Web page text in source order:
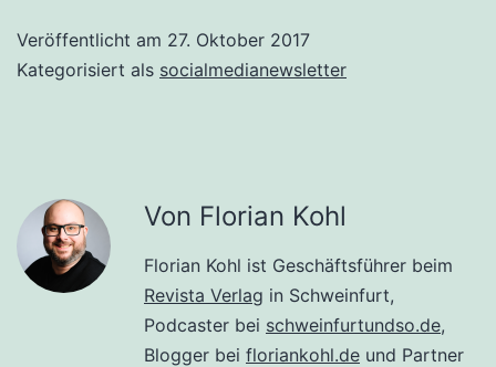
Veröffentlicht am 27. Oktober 2017
Kategorisiert als socialmedianewsletter
Von Florian Kohl
Florian Kohl ist Geschäftsführer beim
Revista Verlag in Schweinfurt,
Podcaster bei schweinfurtundso.de,
Blogger bei floriankohl.de und Partner